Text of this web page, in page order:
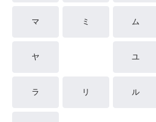
マ ミ ム
ヤ ユ
ラ リ ル